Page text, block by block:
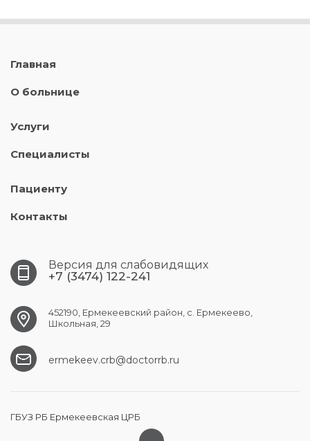
Главная
О больнице
Услуги
Специалисты
Пациенту
Контакты
Версия для слабовидящих
+7 (3474) 122-241
452190, Ермекеевский район, с. Ермекеево,
Школьная, 29
ermekeev.crb@doctorrb.ru
ГБУЗ РБ Ермекеевская ЦРБ